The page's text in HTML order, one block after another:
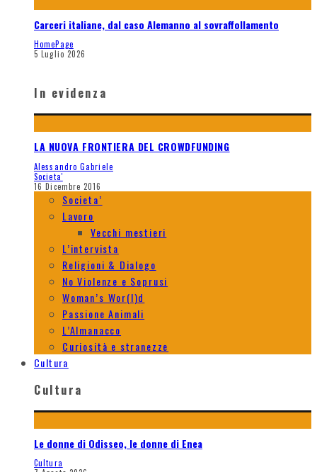
Carceri italiane, dal caso Alemanno al sovraffollamento
HomePage
5 Luglio 2026
In evidenza
LA NUOVA FRONTIERA DEL CROWDFUNDING
Alessandro Gabriele
Societa'
16 Dicembre 2016
Societa’
Lavoro
Vecchi mestieri
L’intervista
Religioni & Dialogo
No Violenze e Soprusi
Woman’s Wor(l)d
Passione Animali
L’Almanacco
Curiosità e stranezze
Cultura
Cultura
Le donne di Odisseo, le donne di Enea
Cultura